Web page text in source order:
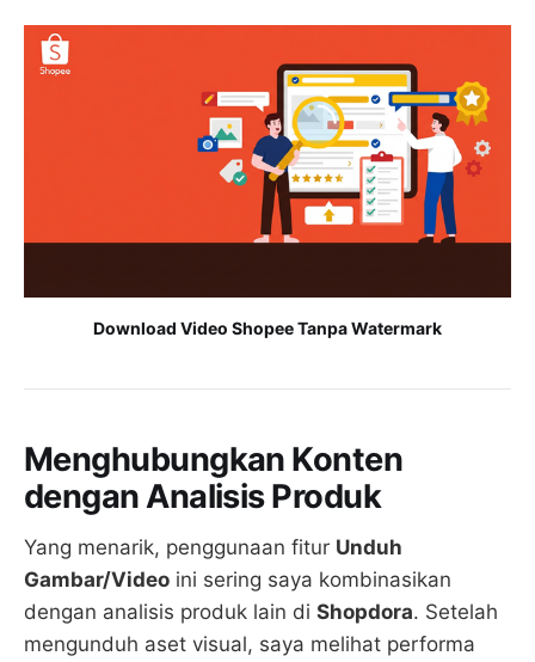
Download Video Shopee Tanpa Watermark
Menghubungkan Konten
dengan Analisis Produk
Yang menarik, penggunaan fitur Unduh
Gambar/Video ini sering saya kombinasikan
dengan analisis produk lain di Shopdora. Setelah
mengunduh aset visual, saya melihat performa